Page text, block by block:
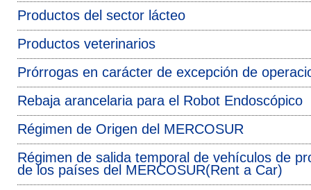
Productos del sector lácteo
Productos veterinarios
Prórrogas en carácter de excepción de
Rebaja arancelaria para el Robot Endoscópico
Régimen de Origen del MERCOSUR
Régimen de salida temporal de vehículos de
de los países del MERCOSUR(Rent a Car)